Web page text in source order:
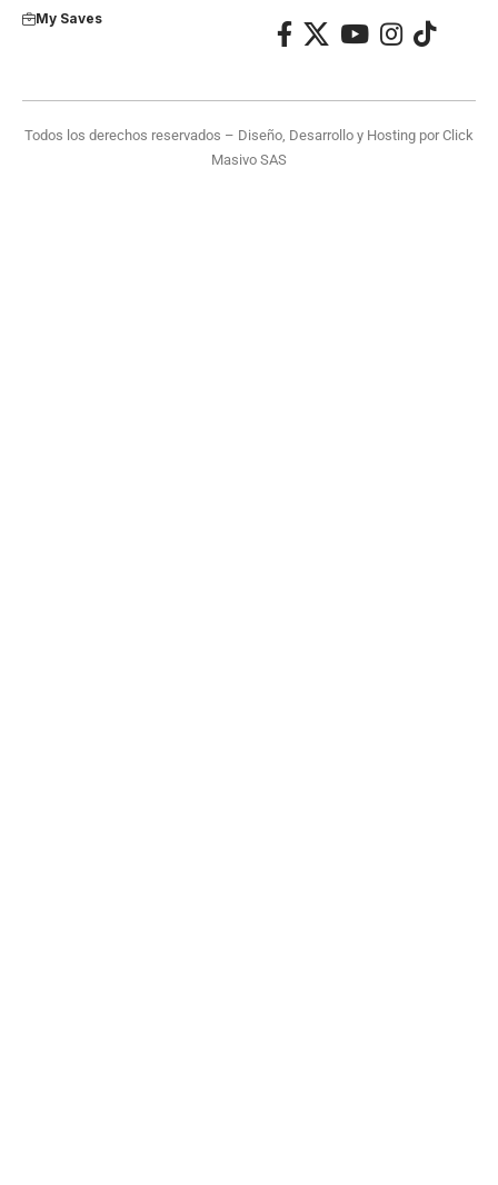
My Saves
Todos los derechos reservados – Diseño, Desarrollo y Hosting porClick
Masivo SAS